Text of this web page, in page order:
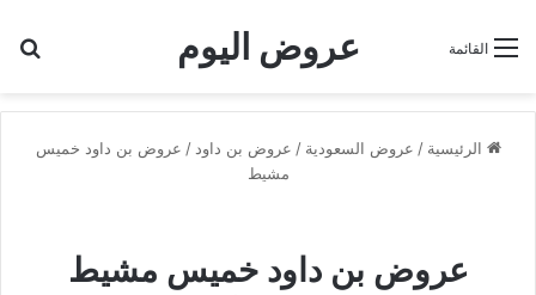
عروض اليوم القائمة
الرئيسية / عروض السعودية / عروض بن داود / عروض بن داود خميس
مشيط
عروض بن داود خميس مشيط